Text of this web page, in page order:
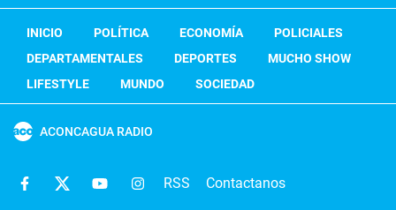
INICIO POLÍTICA ECONOMÍA
POLICIALES
DEPARTAMENTALES
DEPORTES
MUCHO SHOW
LIFESTYLE
MUNDO SOCIEDAD
ACONCAGUA RADIO
RSS Contactanos